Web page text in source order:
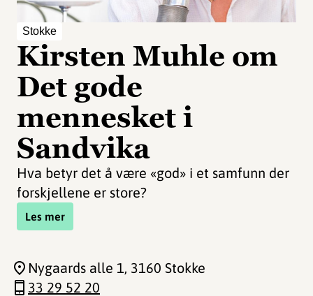
Stokke
Kirsten Muhle om
Det gode
mennesket i
Sandvika
Hva betyr det å være «god» i et samfunn der
forskjellene er store?
Les mer
Nygaards alle 1, 3160 Stokke
33 29 52 20